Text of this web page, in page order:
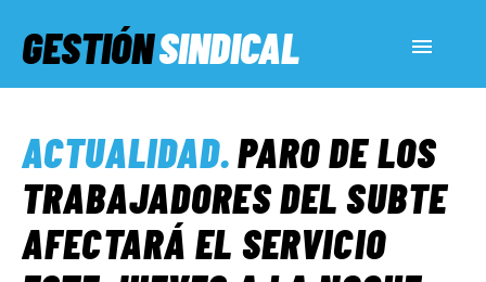
GESTIÓNSINDICAL
SERVICIOS SOCIALES
INFORMES ESPECIALES
ACTUALIDAD.PARO DE LOS
TRABAJADORES DEL SUBTE
AFECTARÁ EL SERVICIO